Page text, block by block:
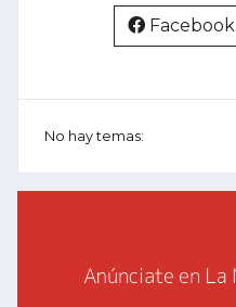
Facebook
No hay temas: